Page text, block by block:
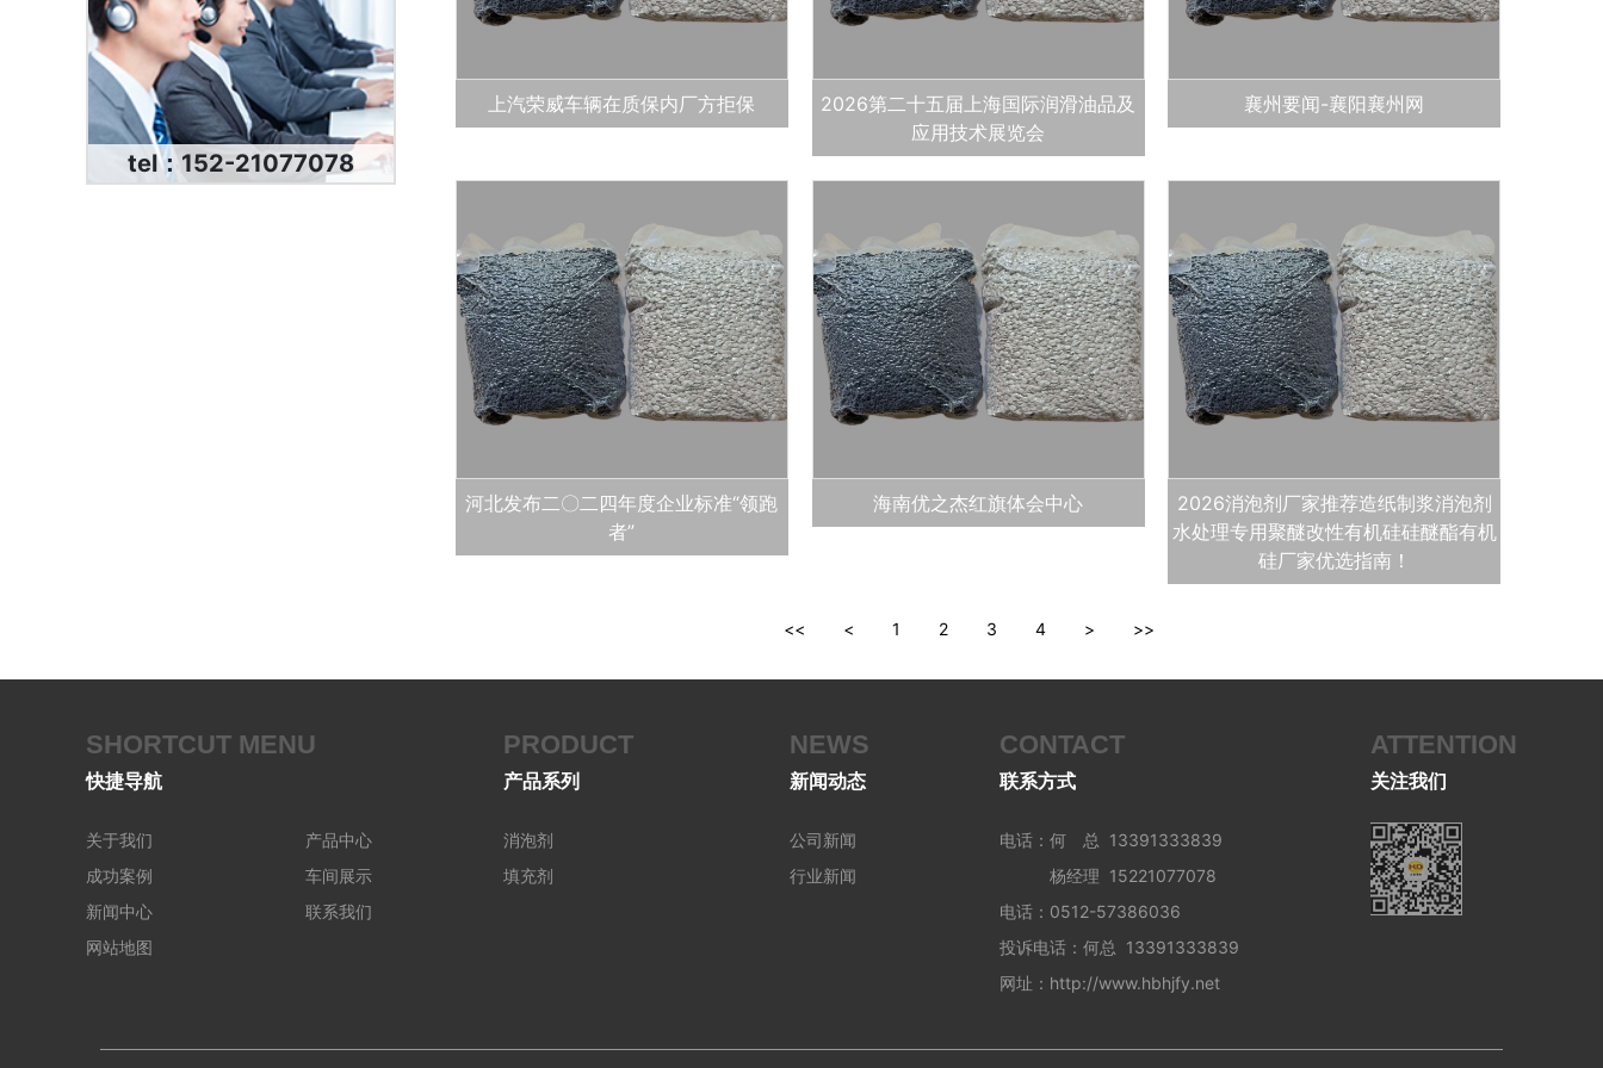
tel：152-21077078
上汽荣威车辆在质保内厂方拒保
2026第二十五届上海国际润滑油品及
应用技术展览会
襄州要闻-襄阳襄州网
河北发布二〇二四年度企业标准“领跑
者”
海南优之杰红旗体会中心
2026消泡剂厂家推荐造纸制浆消泡剂
水处理专用聚醚改性有机硅硅醚酯有机
硅厂家优选指南！
<< < 1 2 3 4 > >>
SHORTCUT MENU
快捷导航
关于我们
产品中心
成功案例
车间展示
新闻中心
联系我们
网站地图
PRODUCT
产品系列
消泡剂
填充剂
NEWS
新闻动态
公司新闻
行业新闻
CONTACT
联系方式
电话：何 总 13391333839
杨经理 15221077078
电话：0512-57386036
投诉电话：何总 13391333839
网址：http://www.hbhjfy.net
ATTENTION
关注我们